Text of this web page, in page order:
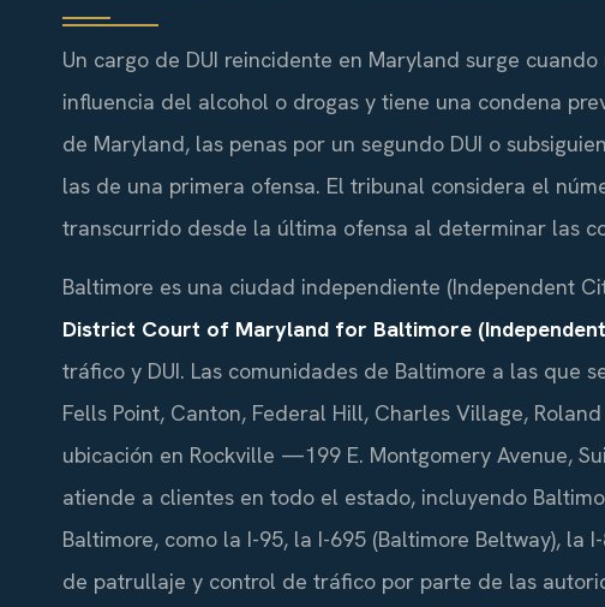
Un cargo de DUI reincidente en Maryland surge
influencia del alcohol o drogas y tiene una condena
de Maryland, las penas por un segundo DUI o
las de una primera ofensa. El tribunal considera el
transcurrido desde la última ofensa al determinar las
Baltimore es una ciudad independiente (Independent
District Court of Maryland for Baltimore
tráfico y DUI. Las comunidades de Baltimore a las que
Fells Point, Canton, Federal Hill, Charles Village,
ubicación en Rockville —199 E. Montgomery Avenue,
atiende a clientes en todo el estado, incluyendo
Baltimore, como la I-95, la I-695 (Baltimore Beltway), la
de patrullaje y control de tráfico por parte de las